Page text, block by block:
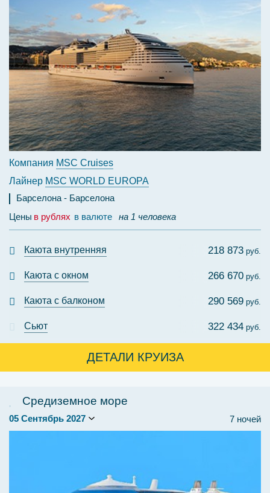
Компания MSC Cruises
Лайнер MSC WORLD EUROPA
Барселона
Барселона
Цены в рублях в валюте на 1 человека
Каюта внутренняя 218 873 руб.
Каюта с окном 266 670 руб.
Каюта с балконом 290 569 руб.
Сьют 322 434 руб.
ДЕТАЛИ КРУИЗА
Средиземное море
7 ночей